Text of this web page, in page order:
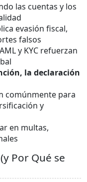
las cuentas y los
evasión fiscal,
falsos
y KYC refuerzan
la declaración
comúnmente para
y
en multas,
Por Qué se